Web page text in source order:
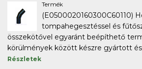
Termék
(E0500020160300C60110)
tompahegesztéssel és
összekötővel egyaránt beépíthető
körülmények között készre gyártott
Részletek